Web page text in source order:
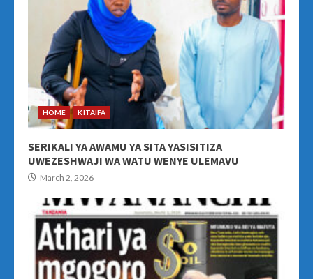
HOME KITAIFA
SERIKALI YA AWAMU YA SITA YASISITIZA
UWEZESHWAJI WA WATU WENYE ULEMAVU
March 2, 2026